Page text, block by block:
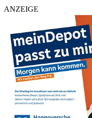
ANZEIGE